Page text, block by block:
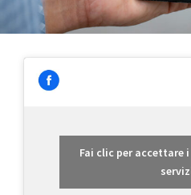
Fai clic per accettare